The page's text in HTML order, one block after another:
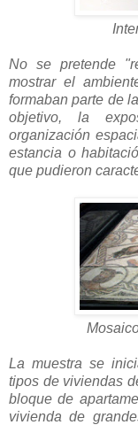
No se pretende
mostrar el
formaban parte de
objetivo, la
organización
estancia o
que pudieron
La muestra se
tipos de viviendas
bloque de
vivienda de